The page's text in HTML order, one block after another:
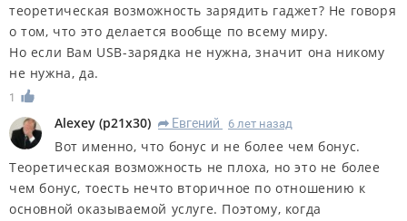
теоретическая возможность зарядить гаджет? Не говоря
о том, что это делается вообще по всему миру.
Но если Вам USB-зарядка не нужна, значит она никому
не нужна, да.
1
Alexey (p21x30) R Евгений 6 лет назад
Вот именно, что бонус и не более чем бонус.
Теоретическая возможность не плоха, но это не более
чем бонус, тоесть нечто вторичное по отношению к
основной оказываемой услуге. Поэтому, когда